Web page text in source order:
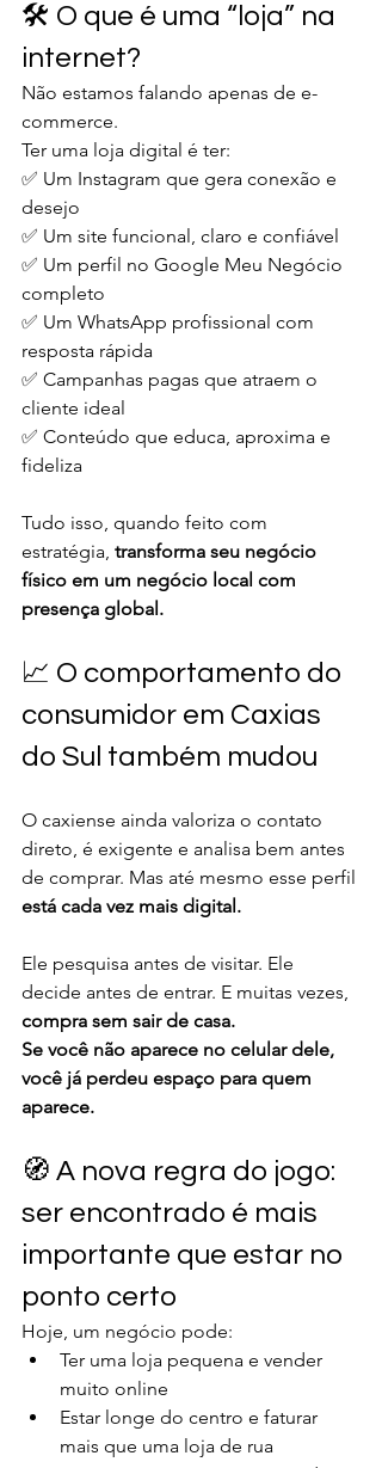
🛠️ O que é uma “loja” na
internet?
Não estamos falando apenas de e-
commerce.
Ter uma loja digital é ter:
✅ Um Instagram que gera conexão e
desejo
✅ Um site funcional, claro e confiável
✅ Um perfil no Google Meu Negócio
completo
✅ Um WhatsApp profissional com
resposta rápida
✅ Campanhas pagas que atraem o
cliente ideal
✅ Conteúdo que educa, aproxima e
fideliza
Tudo isso, quando feito com
estratégia, transforma seu negócio
físico em um negócio local com
presença global.
📈 O comportamento do
consumidor em Caxias
do Sul também mudou
O caxiense ainda valoriza o contato
direto, é exigente e analisa bem antes
de comprar. Mas até mesmo esse perfil
está cada vez mais digital.
Ele pesquisa antes de visitar. Ele
decide antes de entrar. E muitas vezes,
compra sem sair de casa.
Se você não aparece no celular dele,
você já perdeu espaço para quem
aparece.
🧭 A nova regra do jogo:
ser encontrado é mais
importante que estar no
ponto certo
Hoje, um negócio pode:
Ter uma loja pequena e vender
muito online
Estar longe do centro e faturar
mais que uma loja de rua